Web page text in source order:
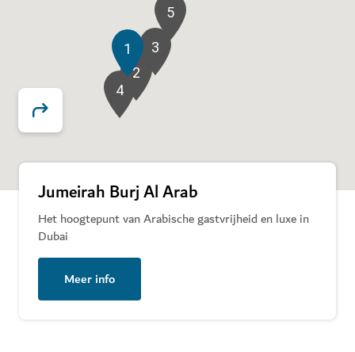
1
2
3
4
5
Jumeirah Burj Al Arab
Het hoogtepunt van Arabische gastvrijheid en luxe in
Dubai
Meer info